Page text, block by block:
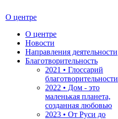
О центре
О центре
Новости
Направления деятельности
Благотворительность
2021 • Глоссарий
благотворительности
2022 • Дом - это
маленькая планета,
созданная любовью
2023 • От Руси до